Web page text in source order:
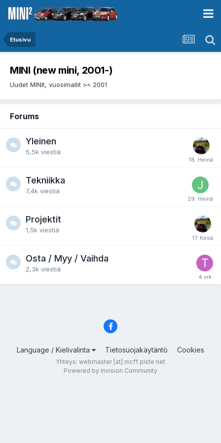
Etusivu
MINI (new mini, 2001-)
Uudet MINIt, vuosimallit >= 2001
Forums
Yleinen
5,5k viestiä
Tekniikka
7,4k viestiä
Projektit
1,5k viestiä
Osta / Myy / Vaihda
2,3k viestiä
Language / Kielivalinta Tietosuojakäytäntö Cookies
Yhteys: webmaster [at] mcff piste net
Powered by Invision Community